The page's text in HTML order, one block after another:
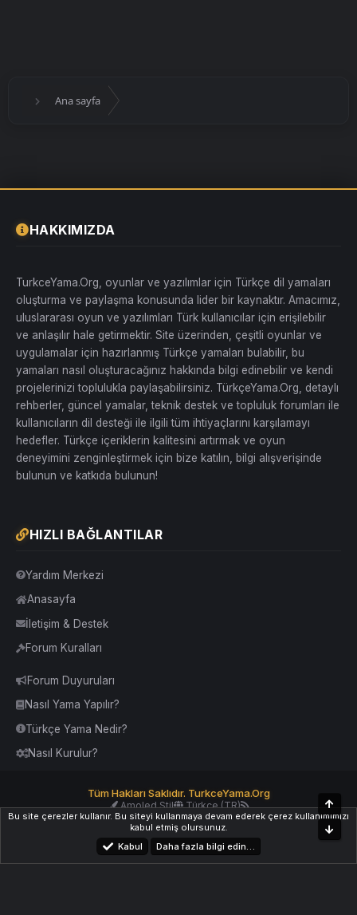
Ana sayfa
HAKKIMIZDA
TurkceYama.Org, oyunlar ve yazılımlar için Türkçe dil yamaları
oluşturma ve paylaşma konusunda lider bir kaynaktır. Amacımız,
uluslararası oyun ve yazılımları Türk kullanıcılar için erişilebilir
ve anlaşılır hale getirmektir. Site üzerinden, çeşitli oyunlar ve
uygulamalar için hazırlanmış Türkçe yamaları bulabilir, bu
yamaları nasıl oluşturacağınız hakkında bilgi edinebilir ve kendi
projelerinizi toplulukla paylaşabilirsiniz. TürkçeYama.Org, detaylı
rehberler, güncel yamalar, teknik destek ve topluluk forumları ile
kullanıcıların dil desteği ile ilgili tüm ihtiyaçlarını karşılamayı
hedefler. Türkçe içeriklerin kalitesini artırmak ve oyun
deneyimini zenginleştirmek için bize katılın, bilgi alışverişinde
bulunun ve katkıda bulunun!
HIZLI BAĞLANTILAR
Yardım Merkezi
Anasayfa
İletişim & Destek
Forum Kuralları
Forum Duyuruları
Nasıl Yama Yapılır?
Türkçe Yama Nedir?
Nasıl Kurulur?
Tüm Hakları Saklıdır. TurkceYama.Org
Amoled Stil
Türkçe (TR)
YardımİletişimKurallar Yukarı Dön
Bu site çerezler kullanır. Bu siteyi kullanmaya devam ederek çerez kullanımımızı
kabul etmiş olursunuz.
Kabul
Daha fazla bilgi edin…